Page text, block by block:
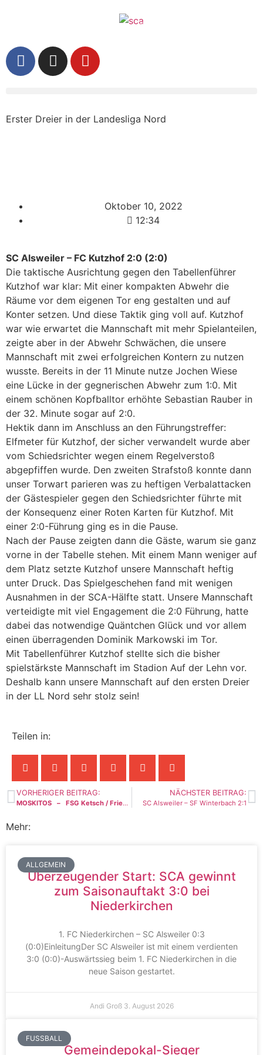
Erster Dreier in der Landesliga Nord
Oktober 10, 2022
12:34
SC Alsweiler – FC Kutzhof 2:0 (2:0)
Die taktische Ausrichtung gegen den Tabellenführer
Kutzhof war klar: Mit einer kompakten Abwehr die
Räume vor dem eigenen Tor eng gestalten und auf
Konter setzen. Und diese Taktik ging voll auf. Kutzhof
war wie erwartet die Mannschaft mit mehr Spielanteilen,
zeigte aber in der Abwehr Schwächen, die unsere
Mannschaft mit zwei erfolgreichen Kontern zu nutzen
wusste. Bereits in der 11 Minute nutze Jochen Wiese
eine Lücke in der gegnerischen Abwehr zum 1:0. Mit
einem schönen Kopfballtor erhöhte Sebastian Rauber in
der 32. Minute sogar auf 2:0.
Hektik dann im Anschluss an den Führungstreffer:
Elfmeter für Kutzhof, der sicher verwandelt wurde aber
vom Schiedsrichter wegen einem Regelverstoß
abgepfiffen wurde. Den zweiten Strafstoß konnte dann
unser Torwart parieren was zu heftigen Verbalattacken
der Gästespieler gegen den Schiedsrichter führte mit
der Konsequenz einer Roten Karten für Kutzhof. Mit
einer 2:0-Führung ging es in die Pause.
Nach der Pause zeigten dann die Gäste, warum sie ganz
vorne in der Tabelle stehen. Mit einem Mann weniger auf
dem Platz setzte Kutzhof unsere Mannschaft heftig
unter Druck. Das Spielgeschehen fand mit wenigen
Ausnahmen in der SCA-Hälfte statt. Unsere Mannschaft
verteidigte mit viel Engagement die 2:0 Führung, hatte
dabei das notwendige Quäntchen Glück und vor allem
einen überragenden Dominik Markowski im Tor.
Mit Tabellenführer Kutzhof stellte sich die bisher
spielstärkste Mannschaft im Stadion Auf der Lehn vor.
Deshalb kann unsere Mannschaft auf den ersten Dreier
in der LL Nord sehr stolz sein!
Teilen in:
VORHERIGER BEITRAG:
MOSKITOS – FSG Ketsch / Friesenheim 35:26
NÄCHSTER BEITRAG:
SC Alsweiler – SF Winterbach 2:1
Mehr:
ALLGEMEIN
Überzeugender Start: SCA gewinnt
zum Saisonauftakt 3:0 bei
Niederkirchen
1. FC Niederkirchen – SC Alsweiler 0:3
(0:0)EinleitungDer SC Alsweiler ist mit einem verdienten
3:0 (0:0)-Auswärtssieg beim 1. FC Niederkirchen in die
neue Saison gestartet.
Andi Groß 3. August 2026
FUSSBALL
Gemeindepokal-Sieger